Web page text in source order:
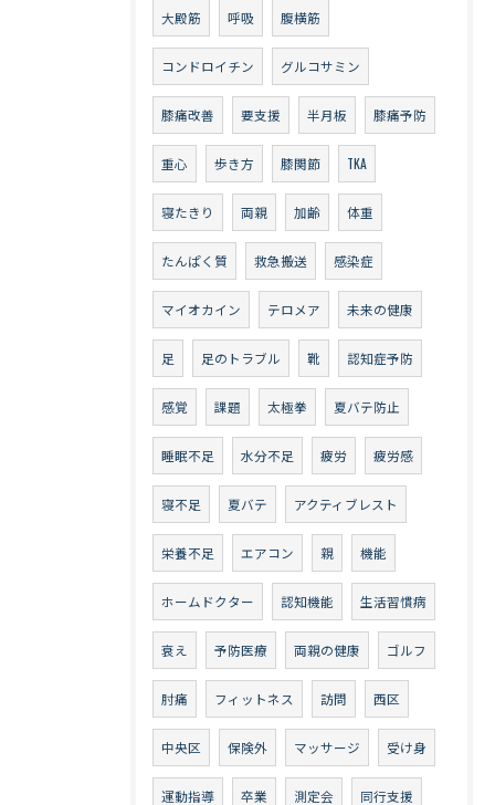
大殿筋 呼吸 腹横筋
コンドロイチン グルコサミン
膝痛改善 要支援 半月板 膝痛予防
重心 歩き方 膝関節 TKA
寝たきり 両親 加齢 体重
たんぱく質 救急搬送 感染症
マイオカイン テロメア 未来の健康
足 足のトラブル 靴 認知症予防
感覚 課題 太極拳 夏バテ防止
睡眠不足 水分不足 疲労 疲労感
寝不足 夏バテ アクティブレスト
栄養不足 エアコン 親 機能
ホームドクター 認知機能 生活習慣病
衰え 予防医療 両親の健康 ゴルフ
肘痛 フィットネス 訪問 西区
中央区 保険外 マッサージ 受け身
運動指導 卒業 測定会 同行支援